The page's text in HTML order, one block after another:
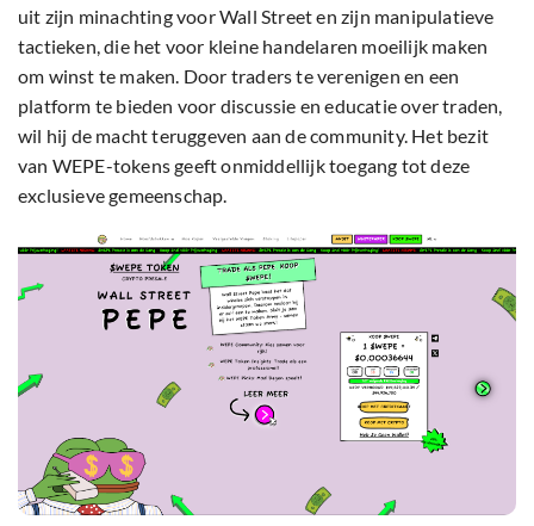
uit zijn minachting voor Wall Street en zijn manipulatieve
tactieken, die het voor kleine handelaren moeilijk maken
om winst te maken. Door traders te verenigen en een
platform te bieden voor discussie en educatie over traden,
wil hij de macht teruggeven aan de community. Het bezit
van WEPE-tokens geeft onmiddellijk toegang tot deze
exclusieve gemeenschap.